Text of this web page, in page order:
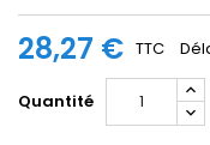
28,27 € TTC
Quantité